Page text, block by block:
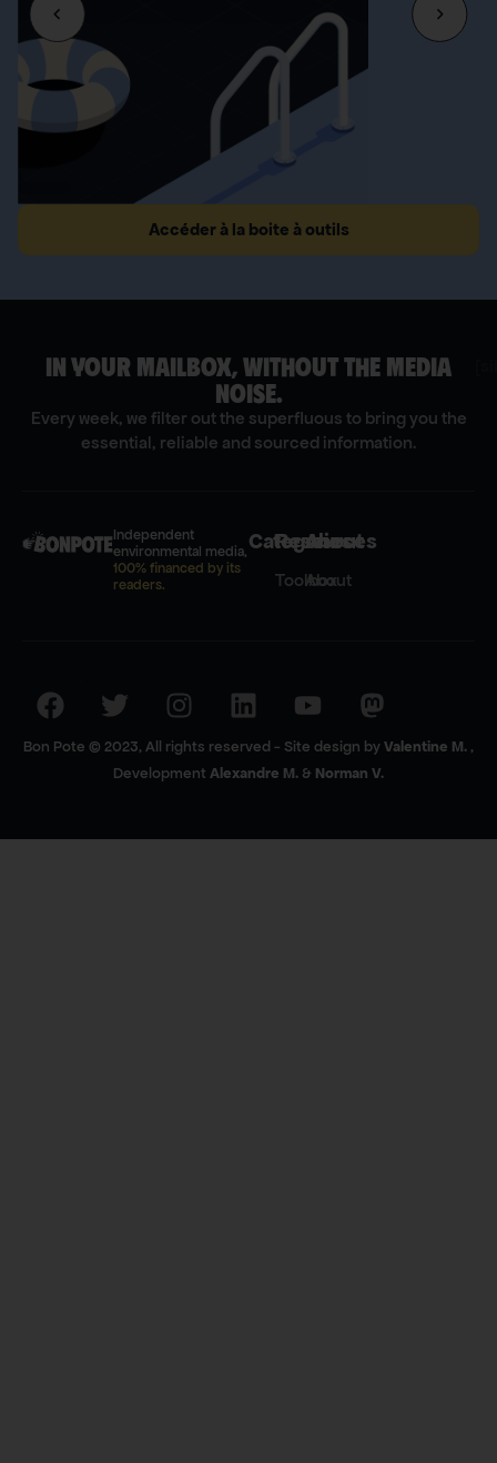
Accéder à la boite à outils
IN YOUR MAILBOX, WITHOUT THE MEDIA
NOISE.
Every week, we filter out the superfluous to bring you the
essential, reliable and sourced information.
Independent
environmental media,
100% financed by its
readers.
Categories
Resources
Toolbox
About
About
Bon Pote © 2023, All rights reserved - Site design byValentine M. ,
Development Alexandre M. & Norman V.